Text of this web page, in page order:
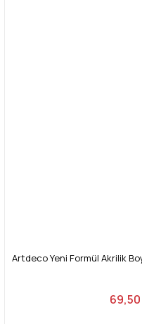
Artdeco Yeni Formül Akrilik